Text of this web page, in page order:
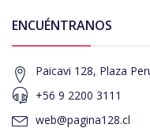
ENCUÉNTRANOS
Paicavi 128, Plaza
+56 9 2200 3111
web@pagina128.cl